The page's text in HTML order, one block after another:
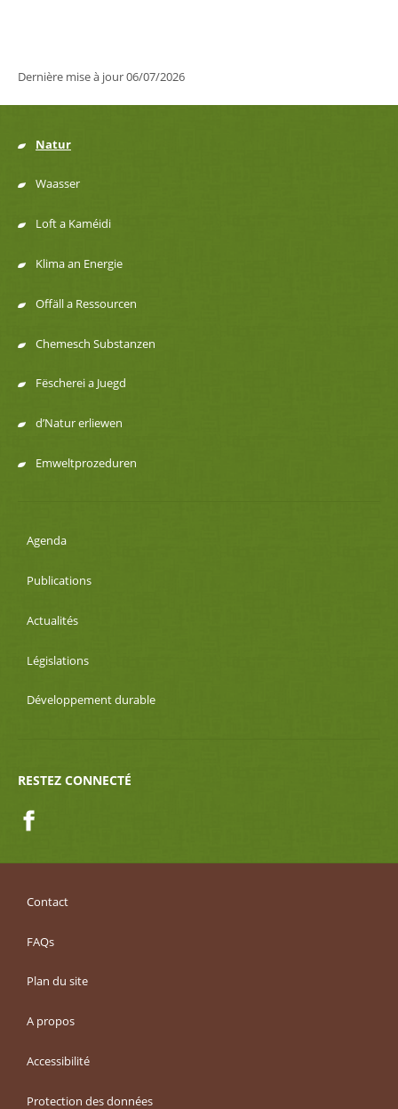
Dernière mise à jour06/07/2026
Menu
de
navigation
Natur
Waasser
Loft a Kaméidi
Klima an Energie
Offäll a Ressourcen
Chemesch Substanzen
Fëscherei a Juegd
d’Natur erliewen
Emweltprozeduren
Agenda
Publications
Actualités
Législations
Développement durable
RESTEZ CONNECTÉ
Contact
FAQs
Plan du site
A propos
Accessibilité
Protection des données